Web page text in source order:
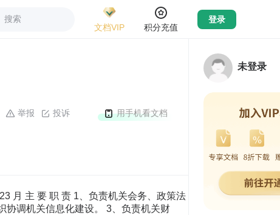
搜索
文档VIP
积分充值
登录
投诉
举报 用手机看文档
月 主 要 职 责 1、负责机关会务、政策法
协调机关信息化建设。 3、负责机关财
未登录